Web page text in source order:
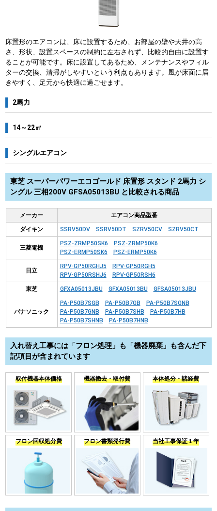
床置形のエアコンは、床に設置するため、お部屋の壁や天井の高
さ、形状、設置スペースの制約に左右されず、比較的自由に設置す
ることが可能です。床に設置してあるため、メンテナンスやフィル
ターの交換、清掃がしやすいという利点もあります。風が床面に届
きやすく、足元から快適に過ごせます。
2馬力
14～22㎡
シングルエアコン
東芝 スーパーパワーエコゴールド 床置形 スタンド 2馬力 シ
ングル 三相200V GFSA05013BU と比較される商品
メーカー エアコン商品型番
ダイキン SSRV50DV SSRV50DT SZRV50CV SZRV50CT
三菱電機
PSZ-ZRMP50SK6
PSZ-ZRMP50K6
PSZ-ERMP50SK6
PSZ-ERMP50K6
日立
RPV-GP50RGHJ5
RPV-GP50RGH5
RPV-GP50RSHJ6
RPV-GP50RSH6
東芝 GFXA05013JBU GFXA05013BU GFSA05013JBU
パナソニック
PA-P50B7SGB PA-P50B7GB
PA-P50B7SGNB
PA-P50B7GNB
PA-P50B7SHB
PA-P50B7HB
PA-P50B7SHNB
PA-P50B7HNB
入れ替え工事には「フロン処理」も「機器廃棄」も含んだ下
記項目が含まれています
取付機器本体価格 機器撤去・取付費 本体処分・諸経費
フロン回収処分費 フロン書類発行費 当社工事保証１年